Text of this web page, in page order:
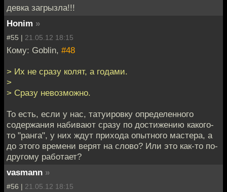
девка загрызла!!!
Honim »
#55 | 21.05.12 18:15
Кому: Goblin, #48
> Их не сразу колят, а годами.
>
> Сразу невозможно.
То есть, если у нас, татуировку определенного
содержания набивают сразу по достижению какого-
то "ранга", у них ждут прихода опытного мастера, а
до этого времени верят на слово? Или это как-то по-
другому работает?
vasmann »
#56 | 21.05.12 18:15